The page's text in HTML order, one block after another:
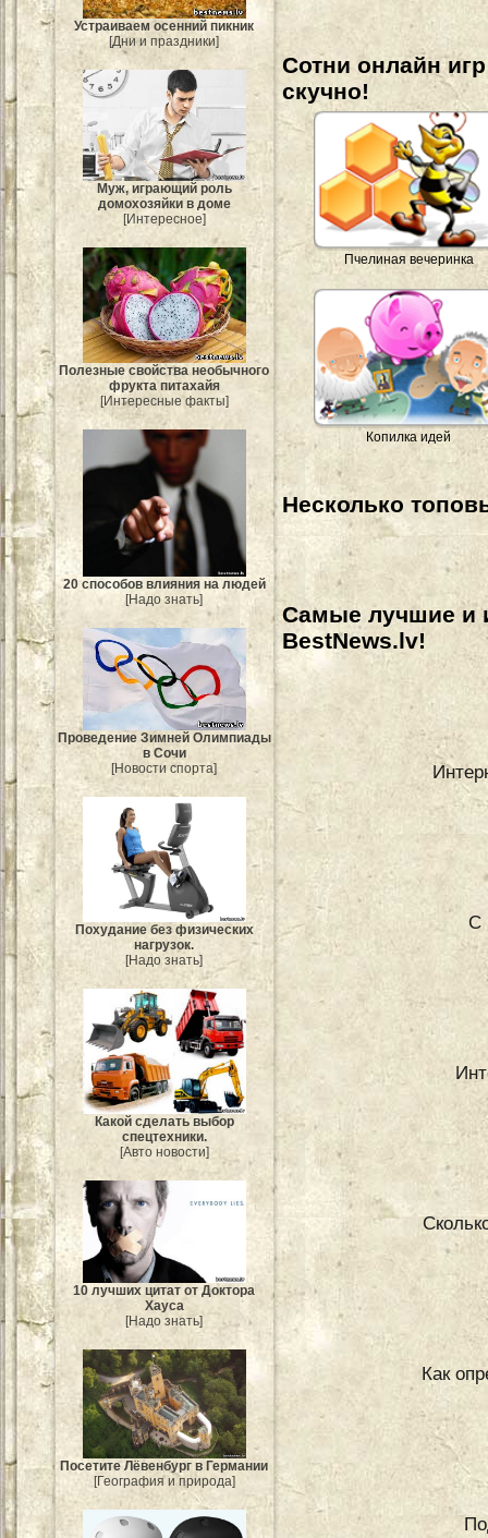
Устраиваем осенний пикник
[Дни и праздники]
Муж, играющий роль
домохозяйки в доме
[Интересное]
Полезные свойства необычного
фрукта питахайя
[Интересные факты]
20 способов влияния на людей
[Надо знать]
Проведение Зимней Олимпиады
в Сочи
[Новости спорта]
Похудание без физических
нагрузок.
[Надо знать]
Какой сделать выбор
спецтехники.
[Авто новости]
10 лучших цитат от Доктора
Хауса
[Надо знать]
Посетите Лёвенбург в Германии
[География и природа]
Сотни онлайн
скучно!
Пчелиная вечеринка
Копилка идей
Несколько
Самые лучшие и
BestNews.lv!
С
Как